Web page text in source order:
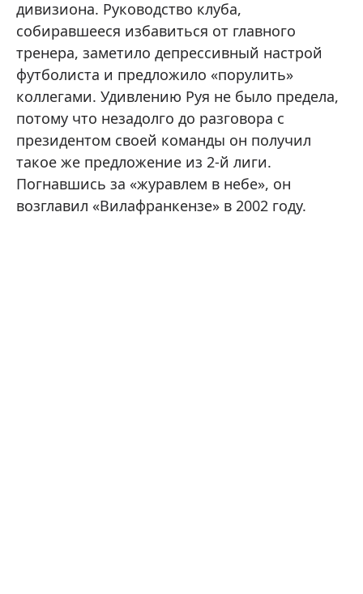
дивизиона. Руководство клуба,
собиравшееся избавиться от главного
тренера, заметило депрессивный настрой
футболиста и предложило «порулить»
коллегами. Удивлению Руя не было предела,
потому что незадолго до разговора с
президентом своей команды он получил
такое же предложение из 2-й лиги.
Погнавшись за «журавлем в небе», он
возглавил «Вилафранкензе» в 2002 году.